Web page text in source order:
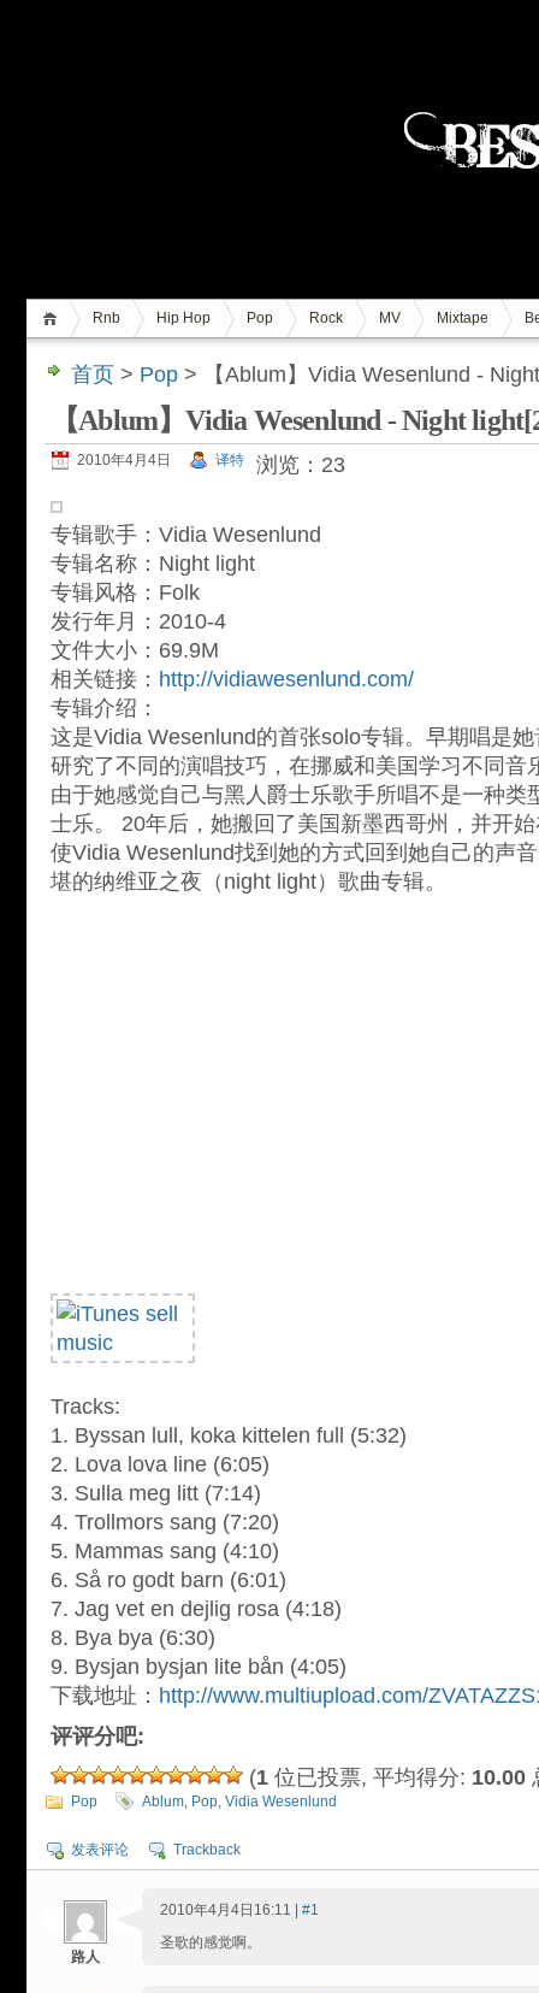
Rnb Hip Hop Pop Rock MV Mixtape
首页 > Pop > 【Ablum】Vidia Wesenlund -
【Ablum】Vidia Wesenlund - Night
2010年4月4日 译特 浏览：23
专辑歌手：Vidia Wesenlund
专辑名称：Night light
专辑风格：Folk
发行年月：2010-4
文件大小：69.9M
相关链接： http://vidiawesenlund.com/
专辑介绍：
这是Vidia Wesenlund的首张solo专辑。早期唱是
研究了不同的演唱技巧，在挪威和美国学习不同音
由于她感觉自己与黑人爵士乐歌手所唱不是一种类
士乐。 20年后，她搬回了美国新墨西哥州，并开
使Vidia Wesenlund找到她的方式回到她自己的声
堪的纳维亚之夜（night light）歌曲专辑。
Tracks:
1. Byssan lull, koka kittelen full (5:32)
2. Lova lova line (6:05)
3. Sulla meg litt (7:14)
4. Trollmors sang (7:20)
5. Mammas sang (4:10)
6. Så ro godt barn (6:01)
7. Jag vet en dejlig rosa (4:18)
8. Bya bya (6:30)
9. Bysjan bysjan lite bån (4:05)
下载地址： http://www.multiupload.com/
评评分吧:
(1 位已投票, 平均得分: 10.00
Pop Ablum, Pop, Vidia Wesenlund
发表评论 Trackback
路人
2010年4月4日16:11 | #1
圣歌的感觉啊。